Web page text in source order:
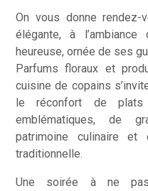
On vous donne
élégante, à l’ambiance
heureuse, ornée de ses
Parfums floraux et
cuisine de copains
le réconfort de plats
emblématiques, de
patrimoine culinaire et
traditionnelle.
Une soirée à ne pas